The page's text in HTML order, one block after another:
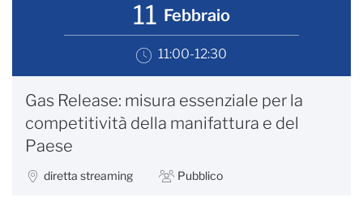
11 Febbraio
11:00-12:30
Gas Release: misura essenziale per la
competitività della manifattura e del
Paese
diretta streaming Pubblico